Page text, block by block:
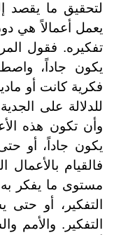
لتحقيق ما يقصد
يعمل أعمالاً هي
تفكيره. فقول
يكون جاداً،
فكرية كانت أو
للدلالة على
وأن تكون هذه
يكون جاداً، أو
فالقيام بالأعمال
مستوى ما يفكر
التفكير، أو
التفكير. والأمم